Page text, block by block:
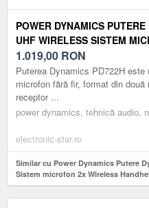
POWER DYNAMICS
UHF WIRELESS SISTEM
HANDHELD MICROFON
1.019,00 RON
Puterea Dynamics PD722H
microfon fără fir, format din
receptor ...
power dynamics, tehnică audio,
electronic-star.ro
Similar cu Power Dynamics Putere
Sistem microfon 2x Wireless